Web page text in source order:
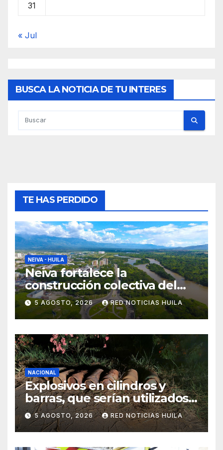
31
« Jul
BUSCA LA NOTICIA DE TU INTERES
TE HAS PERDIDO
NEIVA - HUILA
Neiva fortalece la
construcción colectiva del
POT
5 AGOSTO, 2026 RED NOTICIAS HUILA
NACIONAL
Explosivos en cilindros y
barras, que serían utilizados
en Cali, fueron incautados
por la Policía
5 AGOSTO, 2026 RED NOTICIAS HUILA